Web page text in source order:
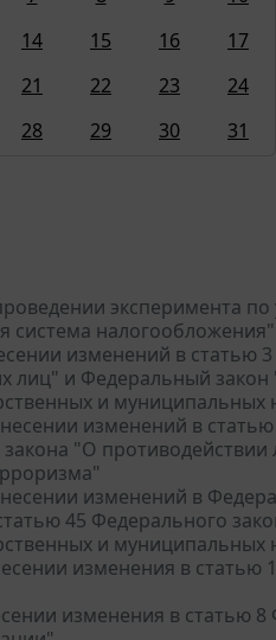
14 15 16
17
21 22 23
24
28 29 30 31
эксперимента
система налогообложения"
изменений в статью
лиц" и Федеральный
и муниципальных
изменений в
"О
изменений в
45 Федерального
и муниципальных
изменения в статью
изменения в статью